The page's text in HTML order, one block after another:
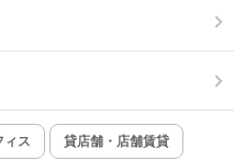
ィス 貸店舗・店舗賃貸